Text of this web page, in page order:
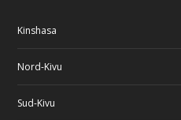
Kinshasa
Nord-Kivu
Sud-Kivu